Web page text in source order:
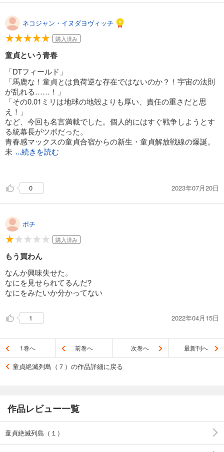
ネコジャン・イヌダヨヴィッチ
購入済み
童貞という青春
「DTフィールド」
「馬鹿な！童貞とは負荷逆な存在ではないのか？！宇宙の法則
が乱れる……！」
「その0.01ミリは地球の地殻よりも厚い、責任の重さだと思
え！」
など、今回も名言満載でした。個人的にはすぐ戦争しようとす
る統幕長がツボだった。
青春感マックスの童貞合宿からの新生・童貞解放戦線の爆誕。
未 ...続きを読む
しみです！
0 2023年07月20日
ポチ
購入済み
もう買わん
なんか興味失せた。
なにを見せられてるんだ?
なにをみたいか分かってない
1 2022年04月15日
1巻へ 前巻へ 次巻へ 最新刊へ
童貞絶滅列島（７）の作品詳細に戻る
作品レビュー一覧
童貞絶滅列島（１）